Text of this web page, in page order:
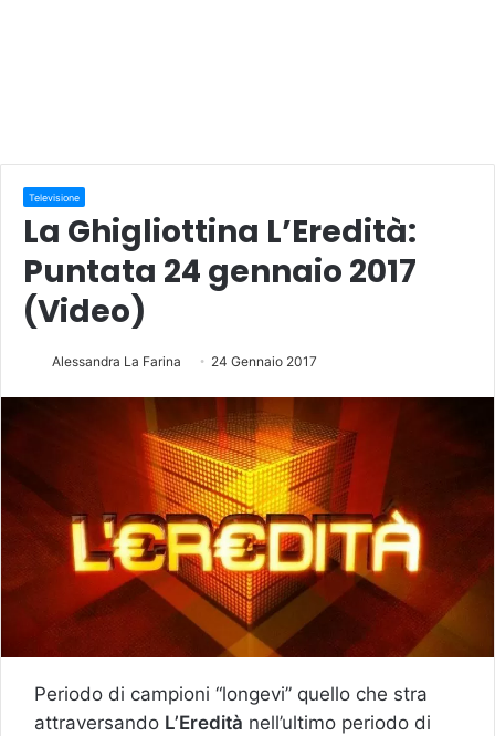
Televisione
La Ghigliottina L’Eredità:
Puntata 24 gennaio 2017
(Video)
Alessandra La Farina 24 Gennaio 2017
Periodo di campioni “longevi” quello che stra
attraversando L’Eredità nell’ultimo periodo di